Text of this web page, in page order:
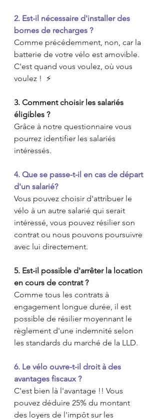
2. Est-il nécessaire d'installer des
bornes de recharges ?
Comme précédemment, non, car la
batterie de votre vélo est amovible.
C'est quand vous voulez, où vous
voulez !  ⚡️
3. Comment choisir les salariés
éligibles ?
Grâce à notre questionnaire vous
pourrez identifier les salariés
intéressés.
4. Que se passe-t-il en cas de départ
d'un salarié?
Vous pouvez choisir d'attribuer le
vélo à un autre salarié qui serait
intéressé, vous pouvez résilier son
contrat ou nous pouvons poursuivre
avec lui directement.
5. Est-il possible d'arrêter la location
en cours de contrat ?
Comme tous les contrats à
engagement longue durée, il est
possible de résilier moyennant le
règlement d'une indemnité selon
les standards du marché de la LLD.
6. Le vélo ouvre-t-il droit à des
avantages fiscaux ?
C'est bien là l'avantage !! Vous
pouvez déduire 25% du montant
des loyers de l'impôt sur les